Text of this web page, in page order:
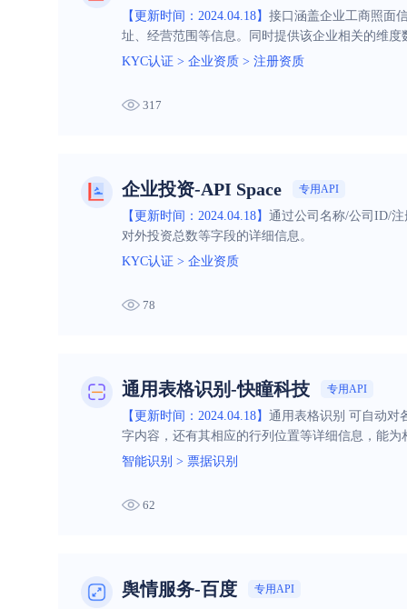
【更新时间：2024.04.18】 接口涵盖企业工商照面
址、经营范围等信息。同时提供该企业相关的维
司、联系电话、联系邮箱等信息。让您仅需一次
KYC认证 > 企业资质 > 注册资质
317
企业投资-API Space 专用API
【更新时间：2024.04.18】 通过公司名称/公司ID/
对外投资总数等字段的详细信息。
KYC认证 > 企业资质
78
通用表格识别-快瞳科技 专用API
【更新时间：2024.04.18】 通用表格识别 可自动对
字内容，还有其相应的行列位置等详细信息，能
智能识别 > 票据识别
62
舆情服务-百度 专用API